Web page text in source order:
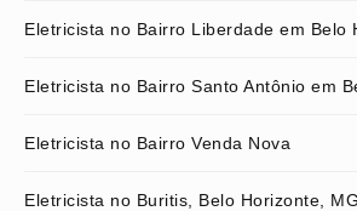
Eletricista no Bairro Liberdade em Belo
Eletricista no Bairro Santo Antônio em
Eletricista no Bairro Venda Nova
Eletricista no Buritis, Belo Horizonte, MG